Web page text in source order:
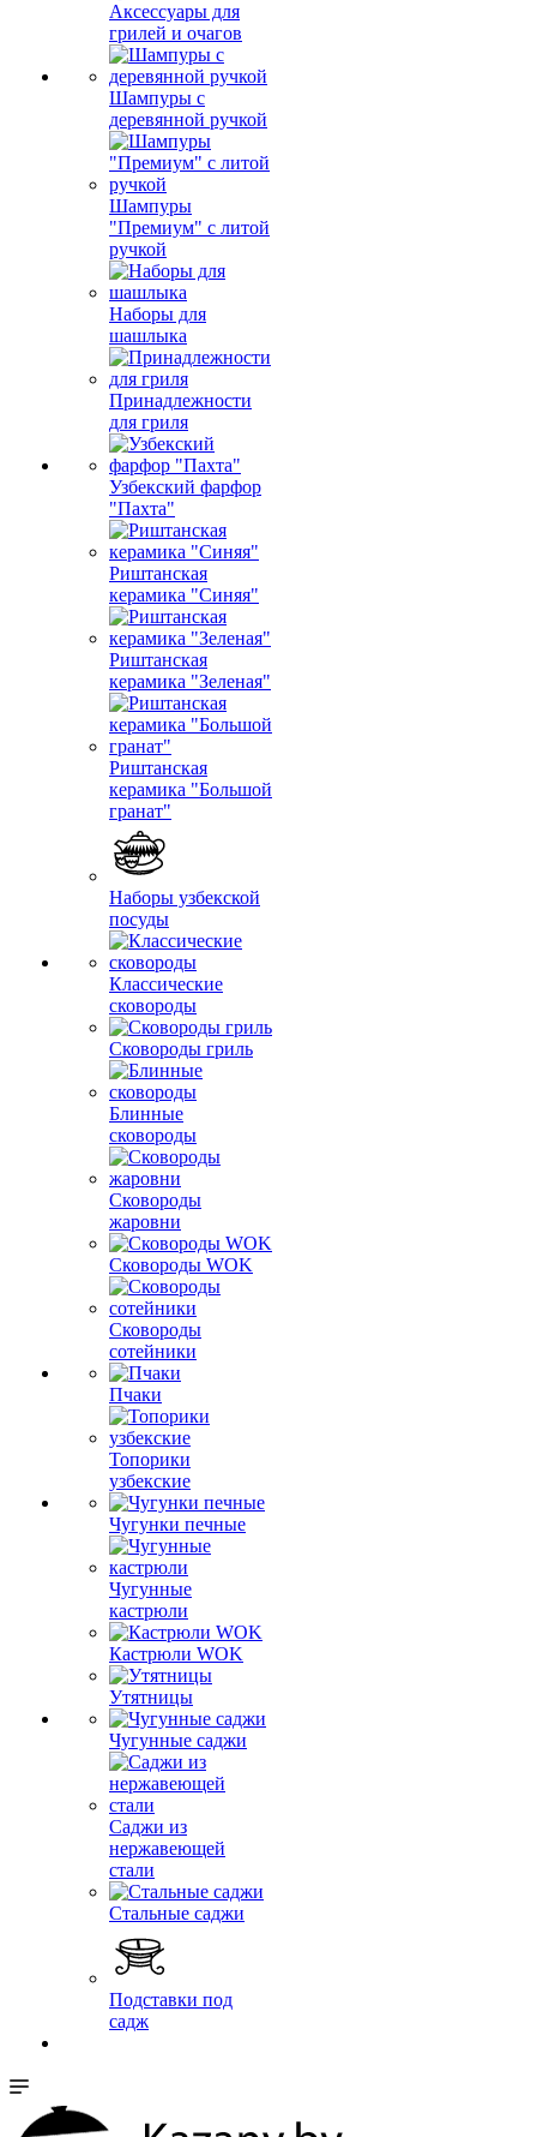
Аксессуары для
грилей и очагов
Шампуры с
деревянной ручкой
Шампуры
"Премиум" с литой
ручкой
Наборы для
шашлыка
Принадлежности
для гриля
Узбекский фарфор
"Пахта"
Риштанская
керамика "Синяя"
Риштанская
керамика "Зеленая"
Риштанская
керамика "Большой
гранат"
Наборы узбекской
посуды
Классические
сковороды
Сковороды гриль
Блинные
сковороды
Сковороды
жаровни
Сковороды WOK
Сковороды
сотейники
Пчаки
Топорики
узбекские
Чугунки печные
Чугунные
кастрюли
Кастрюли WOK
Утятницы
Чугунные саджи
Саджи из
нержавеющей
стали
Стальные саджи
Подставки под
садж